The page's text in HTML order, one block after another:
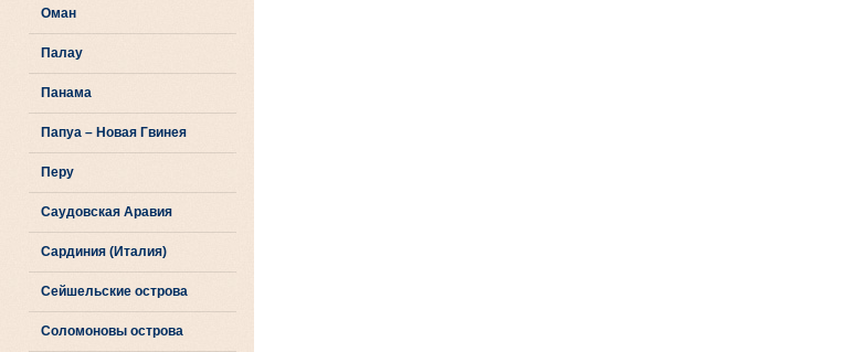
Оман
Палау
Панама
Папуа – Новая Гвинея
Перу
Саудовская Аравия
Сардиния (Италия)
Сейшельские острова
Соломоновы острова